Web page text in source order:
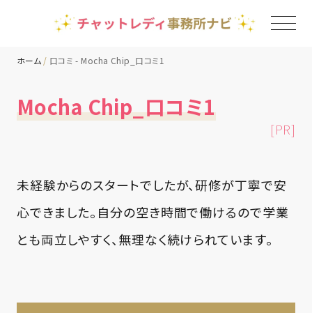
地域別ランキング
コラム
ホーム 口コミ - Mocha Chip_口コミ1
Mocha Chip_口コミ1
[PR]
未経験からのスタートでしたが、研修が丁寧で安
心できました。自分の空き時間で働けるので学業
とも両立しやすく、無理なく続けられています。